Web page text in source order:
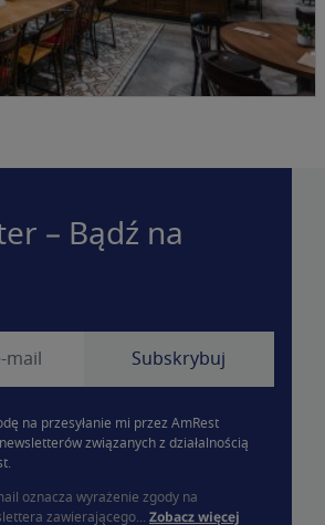
– Bądź na
na przesyłanie mi przez AmRest
związanych z działalnością
oznacza wyrażenie zgody na
zawierającego... Zobacz więcej